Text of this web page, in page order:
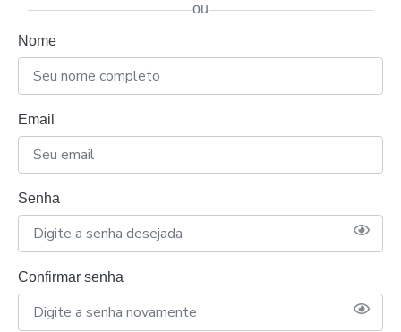
ou
Nome
Email
Senha
Confirmar senha